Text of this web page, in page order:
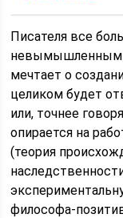
Писателя все
мечтает о
целиком будет
или, точнее
опирается на
(теория
философа-